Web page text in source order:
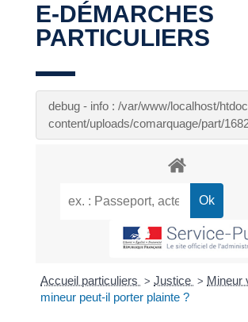
E-DÉMARCHES
PARTICULIERS
debug - info : /var/www/localhost/
content/uploads/comarquage/part/
Accueil particuliers > Justice > Mineur
mineur peut-il porter plainte ?